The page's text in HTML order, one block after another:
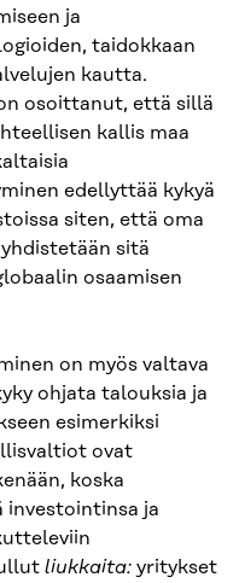
ja
taidokkaan
kautta.
osoittanut, että sillä
kallis maa
edellyttää kykyä
siten, että oma
sitä
osaamisen
on myös valtava
ohjata talouksia ja
esimerkiksi
ovat
koska
ja
liukkaita: yritykset